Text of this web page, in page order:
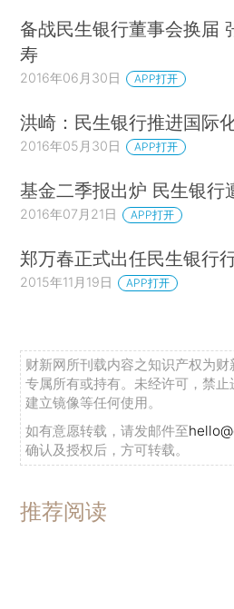
备战民生银行董事会换届
寿
2016年06月30日 APP打开
洪崎：民生银行推进国际
2016年05月30日 APP打开
基金二季报出炉 民生银行
2016年07月21日 APP打开
郑万春正式出任民生银行
2015年11月19日 APP打开
财新网所刊载内容之知识产权为
专属所有或持有。未经许可，禁
建立镜像等任何使用。
如有意愿转载，请发邮件至
确认及授权后，方可转载。
推荐阅读